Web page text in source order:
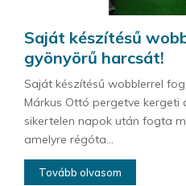
Saját készítésű
gyönyörű harcsát!
Saját készítésű wobblerrel
Márkus Ottó pergetve kergeti
sikertelen napok után fogta
amelyre régóta...
Tovább olvasom